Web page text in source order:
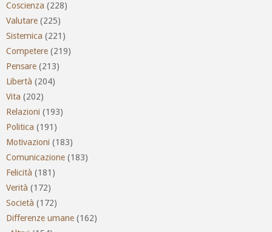
Coscienza (228)
Valutare (225)
Sistemica (221)
Competere (219)
Pensare (213)
Libertà (204)
Vita (202)
Relazioni (193)
Politica (191)
Motivazioni (183)
Comunicazione (183)
Felicità (181)
Verità (172)
Società (172)
Differenze umane (162)